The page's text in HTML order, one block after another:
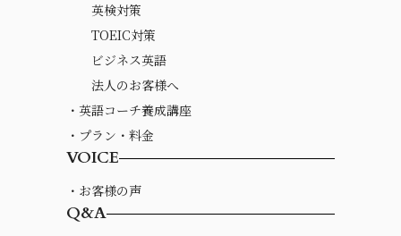
英検対策
TOEIC対策
ビジネス英語
法人のお客様へ
・英語コーチ養成講座
・プラン・料金
VOICE
・お客様の声
Q&A